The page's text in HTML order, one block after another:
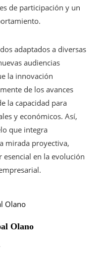
de participación y un
adaptados a diversas
audiencias
la innovación
de los avances
la capacidad para
y económicos. Así,
que integra
mirada proyectiva,
esencial en la evolución
Olano